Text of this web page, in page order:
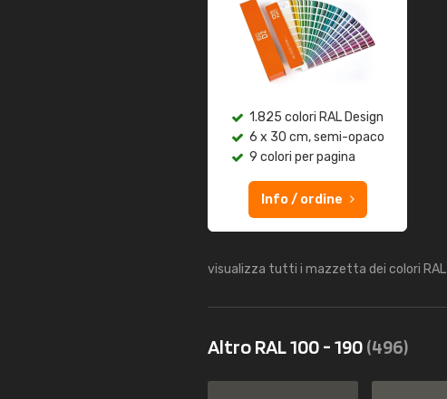
1.825 colori RAL Design
6 x 30 cm, semi-opaco
9 colori per pagina
Info / ordine
visualizza tutti i mazzetta dei colori RAL
Altro RAL 100 - 190(496)